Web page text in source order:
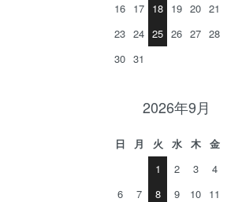
16 17 18 19 20 21
23 24 25 26 27 28
30 31
2026年9月
日 月 火 水 木 金
1
2 3 4
6
7 8 9 10 11